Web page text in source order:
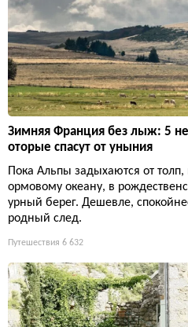
Зимняя Франция без лыж: 5
оторые спасут от уныния
Пока Альпы задыхаются от
ормовому океану, в
урный берег. Дешевле,
родный след.
Путешествия 6 632